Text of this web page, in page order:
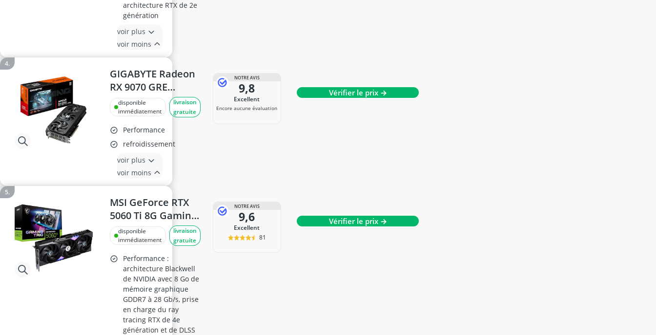
architecture RTX de 2e
génération
voir plus
voir moins
GIGABYTE Radeon
RX 9070 GRE
Gaming OC 12G —
Carte graphique
GV-
R907GREGAMING
GDDR6, PCIe 5.0,
192-bit, 2920 MHz,
DisplayPort x2,
HDMI x2
disponible
immédiatement
livraison
gratuite
Performance
refroidissement
voir plus
voir moins
NOTRE AVIS
9,8
Excellent
Encore aucune évaluation
Vérifier le prix →
MSI GeForce RTX
5060 Ti 8G Gaming
Trio OC – Carte
graphique PCIe
5.0, 8 Go GDDR7,
HDMI 2.1b,
DisplayPort 2.1b,
TriFrozr 4 (3
ventilateurs
STORMFORCE)
disponible
immédiatement
livraison
gratuite
Performance :
architecture Blackwell
de NVIDIA avec 8 Go de
mémoire graphique
GDDR7 à 28 Gb/s, prise
en charge du ray
tracing RTX de 4e
génération et de DLSS
NOTRE AVIS
9,6
Excellent
81
Vérifier le prix →